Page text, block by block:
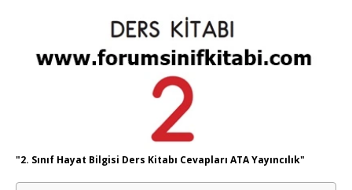
"2. Sınıf Hayat Bilgisi Ders Kitabı Cevapları ATA Yayıncılık"